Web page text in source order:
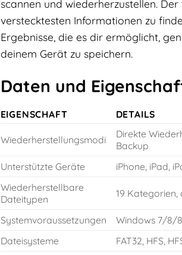
scannen und wiederherzustellen.
verstecktesten Informationen zu
Ergebnisse, die es dir ermöglicht,
deinem Gerät zu speichern.
Daten und
EIGENSCHAFT DETAILS
Wiederherstellungsmodi
Direkte
Backup
Unterstützte Geräte
iPhone, iPad,
Wiederherstellbare
Dateitypen
19 Kategorien,
Systemvoraussetzungen
Windows 7/8/
Dateisysteme
FAT32, HFS,